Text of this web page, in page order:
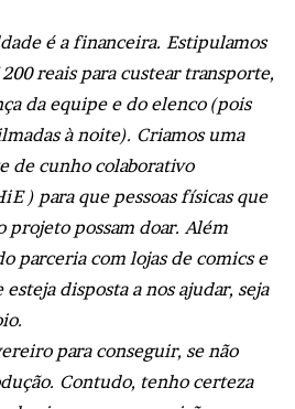
é a financeira. Estipulamos
reais para custear transporte,
da equipe e do elenco (pois
à noite). Criamos uma
de cunho colaborativo
) para que pessoas físicas que
projeto possam doar. Além
parceria com lojas de comics e
disposta a nos ajudar, seja
para conseguir, se não
Contudo, tenho certeza